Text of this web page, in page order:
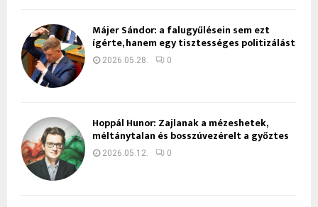
Májer Sándor: a falugyűlésein sem ezt
ígérte, hanem egy tisztességes politizálást
2026.05.28. 0
Hoppál Hunor: Zajlanak a mézeshetek,
méltánytalan és bosszúvezérelt a győztes
2026.05.12. 0